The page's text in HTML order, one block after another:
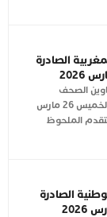
الصادرة
الصحف
المغربية الصادرة اليوم الخميس 26 مارس
الملحوظ
الصادرة